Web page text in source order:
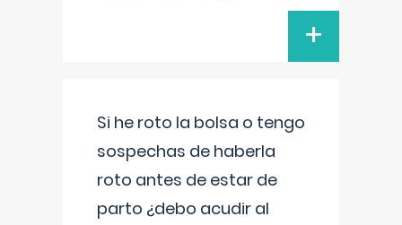
+
Si he roto la bolsa o tengo
sospechas de haberla
roto antes de estar de
parto ¿debo acudir al